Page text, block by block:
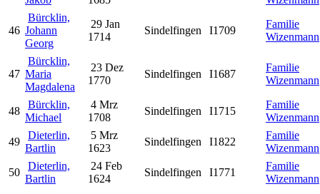
46
Bürcklin,
Johann
Georg
29 Jan
1714
Sindelfingen I1709
Familie
Wizenmann
47
Bürcklin,
Maria
Magdalena
23 Dez
1770
Sindelfingen I1687
Familie
Wizenmann
48
Bürcklin,
Michael
4 Mrz
1708
Sindelfingen I1715
Familie
Wizenmann
49
Dieterlin,
Bartlin
5 Mrz
1623
Sindelfingen I1822
Familie
Wizenmann
50
Dieterlin,
Bartlin
24 Feb
1624
Sindelfingen I1771
Familie
Wizenmann